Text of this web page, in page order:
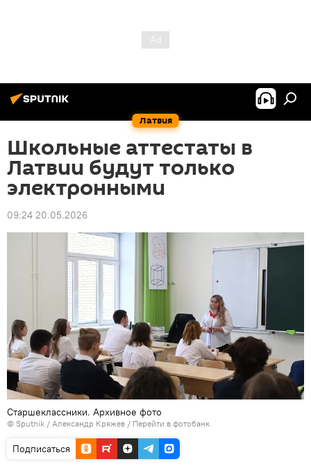
Латвия
Школьные аттестаты в
Латвии будут только
электронными
09:24 20.05.2026
Старшеклассники. Архивное фото
© Sputnik / Александр Кряжев / Перейти в фотобанк
Подписаться